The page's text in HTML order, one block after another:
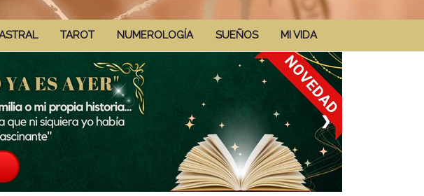
TAROT NUMEROLOGÍA SUEÑOS MI VIDA
❯